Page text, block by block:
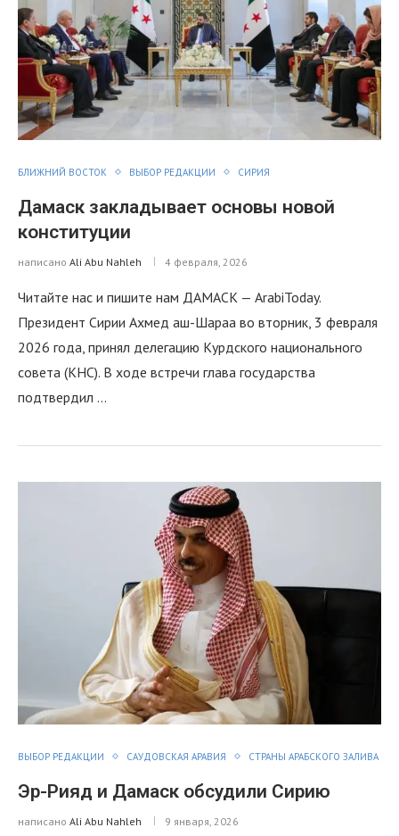
БЛИЖНИЙ ВОСТОК ВЫБОР РЕДАКЦИИ СИРИЯ
Дамаск закладывает основы новой
конституции
написано Ali Abu Nahleh 4 февраля, 2026
Читайте нас и пишите нам ДАМАСК — ArabiToday.
Президент Сирии Ахмед аш-Шараа во вторник, 3 февраля
2026 года, принял делегацию Курдского национального
совета (КНС). В ходе встречи глава государства
подтвердил …
ВЫБОР РЕДАКЦИИ САУДОВСКАЯ АРАВИЯ СТРАНЫ АРАБСКОГО ЗАЛИВА
Эр-Рияд и Дамаск обсудили Сирию
написано Ali Abu Nahleh 9 января, 2026